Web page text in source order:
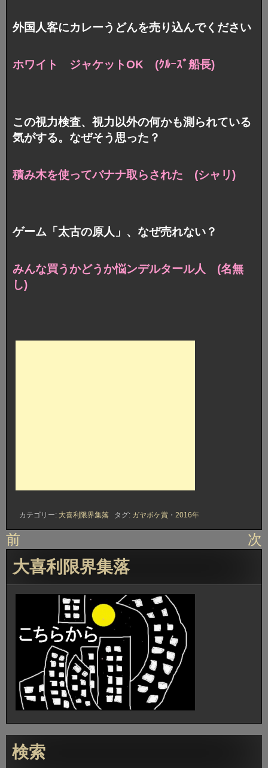
外国人客にカレーうどんを売り込んでください
ホワイト ジャケットOK (ｸﾙｰｽﾞ船長)
この視力検査、視力以外の何かも測られている
気がする。なぜそう思った？
積み木を使ってバナナ取らされた (シャリ)
ゲーム「太古の原人」、なぜ売れない？
みんな買うかどうか悩ンデルタール人 (名無
し)
カテゴリー: 大喜利限界集落 タグ: ガヤボケ賞 ・ 2016年
投
稿
ナ
ビ
前 次
大喜利限界集落
検索